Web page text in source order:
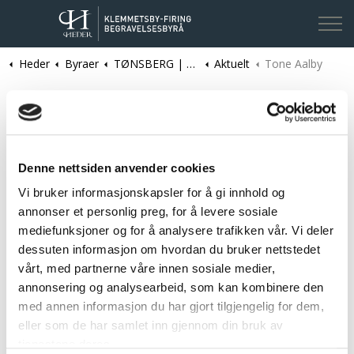
Denne nettsiden anvender cookies
Vi bruker informasjonskapsler for å gi innhold og
annonser et personlig preg, for å levere sosiale
mediefunksjoner og for å analysere trafikken vår. Vi deler
dessuten informasjon om hvordan du bruker nettstedet
vårt, med partnerne våre innen sosiale medier,
annonsering og analysearbeid, som kan kombinere den
med annen informasjon du har gjort tilgjengelig for dem,
eller som de har samlet inn gjennom din bruk av
Kontakt oss
Heder Byraer TØNSBERG | Klemmetsby-Firing Begravelsesbyrå Aktuelt Tone Aalby
Tone Aalby